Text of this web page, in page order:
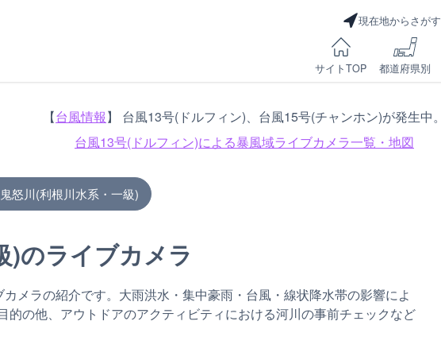
現在地からさがす
サイトTOP 都道府県別
【台風情報】 台風13号(ドルフィン)、台風15号(チャンホン)が発生中。
台風13号(ドルフィン)による暴風域ライブカメラ一覧・地図
鬼怒川(利根川水系・一級)
)のライブカメラ
メラの紹介です。大雨洪水・集中豪雨・台風・線状降水帯の影響によ
的の他、アウトドアのアクティビティにおける河川の事前チェックなど